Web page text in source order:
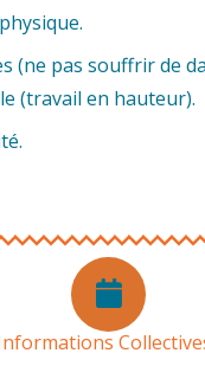
(ne pas souffrir de
(travail en hauteur).